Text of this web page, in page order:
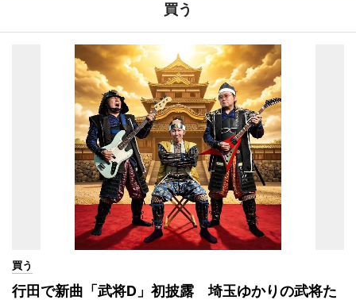
買う
買う
行田で新曲「武将D」初披露 埼玉ゆかりの武将た